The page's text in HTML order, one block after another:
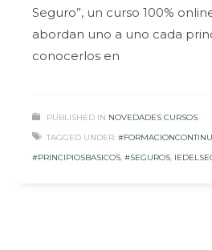
Seguro”, un curso 100%
abordan uno a uno cada
conocerlos en
PUBLISHED IN NOVEDADES CURSOS
TAGGED UNDER:
#PRINCIPIOSBASICOS, #SEGUROS,